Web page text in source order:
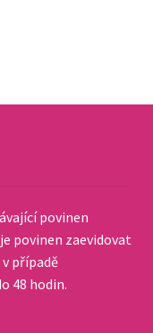
povinen
povinen zaevidovat
případě
48 hodin.